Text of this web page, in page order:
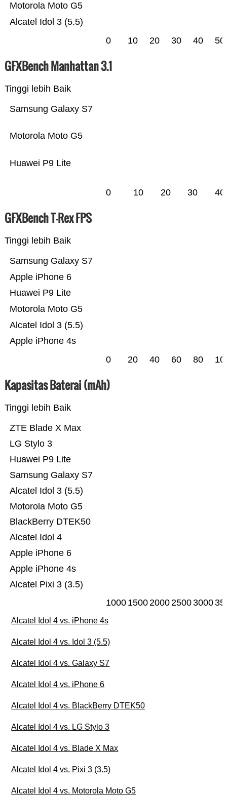
Alcatel Idol 3 (5.5)
Motorola Moto G5
0 10 20 30 40 50
GFXBench Manhattan 3.1
Tinggi lebih Baik
Huawei P9 Lite
Motorola Moto G5
Samsung Galaxy S7
0 10 20 30 40
GFXBench T-Rex FPS
Tinggi lebih Baik
Apple iPhone 4s
Alcatel Idol 3 (5.5)
Motorola Moto G5
Huawei P9 Lite
Apple iPhone 6
Samsung Galaxy S7
0 20 40 60 80
Kapasitas Baterai (mAh)
Tinggi lebih Baik
Alcatel Pixi 3 (3.5)
Apple iPhone 4s
Apple iPhone 6
Alcatel Idol 4
BlackBerry DTEK50
Motorola Moto G5
Alcatel Idol 3 (5.5)
Samsung Galaxy S7
Huawei P9 Lite
LG Stylo 3
ZTE Blade X Max
1000 1500200025003000
Alcatel Idol 4 vs. iPhone 4s
Alcatel Idol 4 vs. Idol 3 (5.5)
Alcatel Idol 4 vs. Galaxy S7
Alcatel Idol 4 vs. iPhone 6
Alcatel Idol 4 vs. BlackBerry DTEK50
Alcatel Idol 4 vs. LG Stylo 3
Alcatel Idol 4 vs. Blade X Max
Alcatel Idol 4 vs. Pixi 3 (3.5)
Alcatel Idol 4 vs. Motorola Moto G5